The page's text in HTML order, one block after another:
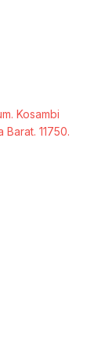
Kosambi
11750.